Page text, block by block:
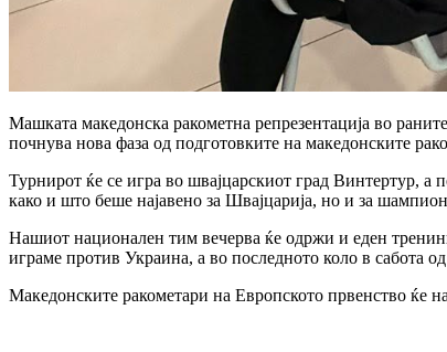
Машката македонска ракометна репрезентација во
почнува нова фаза од подготовките на македонските
Турнирот ќе се игра во швајцарскиот град Винтертур,
како и што беше најавено за Швајцарија, но и за
Нашиот национален тим вечерва ќе одржи и еден
играме против Украина, а во последното коло в сабота
Македонските ракометари на Европското првенство ќе